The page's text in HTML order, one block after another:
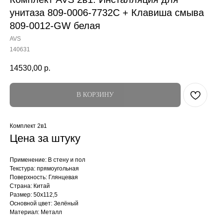
унитаза 809-0006-7732C + Клавиша смыва
809-0012-GW белая
AVS
140631
14530,00 р.
В КОРЗИНУ
Комплект 2в1
Цена за штуку
Применение: В стену и пол
Текстура: прямоугольная
Поверхность: Глянцевая
Страна: Китай
Размер: 50x112,5
Основной цвет: Зелёный
Материал: Металл